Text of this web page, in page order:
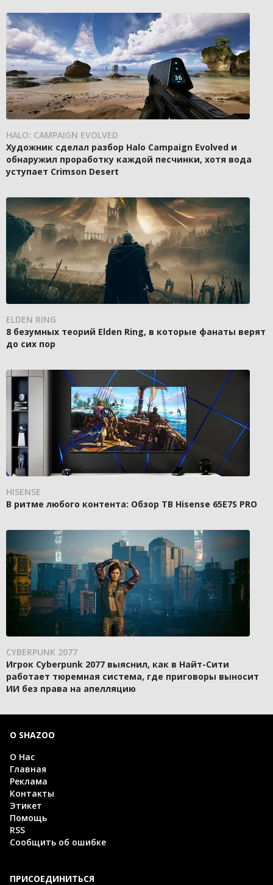
HALO: CAMPAIGN EVOLVED
Художник сделал разбор Halo Campaign Evolved и
обнаружил проработку каждой песчинки, хотя вода
уступает Crimson Desert
ELDEN RING
8 безумных теорий Elden Ring, в которые фанаты верят
до сих пор
HISENSE
В ритме любого контента: Обзор ТВ Hisense 65E7S PRO
CYBERPUNK 2077
Игрок Cyberpunk 2077 выяснил, как в Найт-Сити
работает тюремная система, где приговоры выносит
ИИ без права на апелляцию
О SHAZOO
О Нас
Главная
Реклама
Контакты
Этикет
Помощь
RSS
Сообщить об ошибке
ПРИСОЕДИНИТЬСЯ